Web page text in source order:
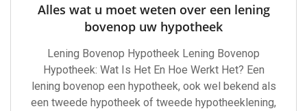
Alles wat u moet weten over een lening
bovenop uw hypotheek
Lening Bovenop Hypotheek Lening Bovenop
Hypotheek: Wat Is Het En Hoe Werkt Het? Een
lening bovenop een hypotheek, ook wel bekend als
een tweede hypotheek of tweede hypotheeklening,